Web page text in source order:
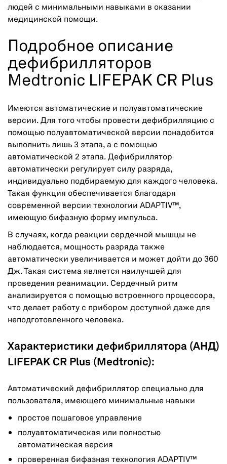
людей с минимальными навыками в оказании
медицинской помощи.
Подробное описание
дефибрилляторов
Medtronic LIFEPAK CR Plus
Имеются автоматические и полуавтоматические
версии. Для того чтобы провести дефибрилляцию с
помощью полуавтоматической версии понадобится
выполнить лишь 3 этапа, а с помощью
автоматической 2 этапа. Дефибриллятор
автоматически регулирует силу разряда,
индивидуально подбираемую для каждого человека.
Такая функция обеспечивается благодаря
современной версии технологии ADAPTIV™,
имеющую бифазную форму импульса.
В случаях, когда реакции сердечной мышцы не
наблюдается, мощность разряда также
автоматически увеличивается и может дойти до 360
Дж. Такая система является наилучшей для
проведения реанимации. Сердечный ритм
анализируется с помощью встроенного процессора,
что делает работу с прибором доступной даже для
неподготовленного человека.
Характеристики дефибриллятора (АНД)
LIFEPAK CR Plus (Medtronic):
Автоматический дефибриллятор специально для
пользователя, имеющего минимальные навыки
простое пошаговое управление
полуавтоматическая или полностью
автоматическая версия
проверенная бифазная технология ADAPTIV™